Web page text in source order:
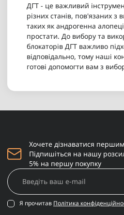
ДГТ - це важливий
різних станів, пов'язаних з
таких як андрогенна
простати. До вибору та
блокаторів ДГТ важливо
відповідально, тому наші
готові допомогти вам з
Хочете дізнаватися
Підпишіться на нашу
5% на першу покупку
Я прочитав Політика